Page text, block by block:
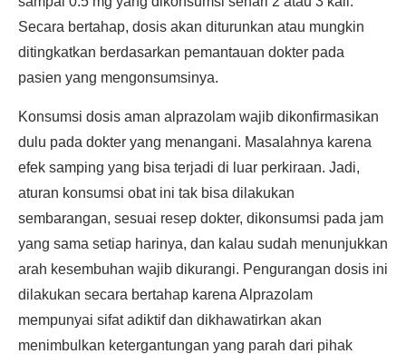
Secara bertahap, dosis akan diturunkan atau mungkin
ditingkatkan berdasarkan pemantauan dokter pada
pasien yang mengonsumsinya.
Konsumsi dosis aman alprazolam wajib dikonfirmasikan
dulu pada dokter yang menangani. Masalahnya karena
efek samping yang bisa terjadi di luar perkiraan. Jadi,
aturan konsumsi obat ini tak bisa dilakukan
sembarangan, sesuai resep dokter, dikonsumsi pada jam
yang sama setiap harinya, dan kalau sudah menunjukkan
arah kesembuhan wajib dikurangi. Pengurangan dosis ini
dilakukan secara bertahap karena Alprazolam
mempunyai sifat adiktif dan dikhawatirkan akan
menimbulkan ketergantungan yang parah dari pihak